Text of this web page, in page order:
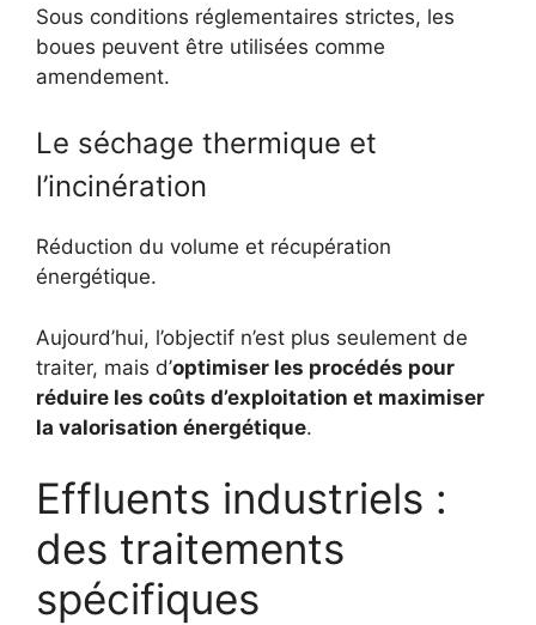
Sous conditions réglementaires strictes, les
boues peuvent être utilisées comme
amendement.
Le séchage thermique et
l’incinération
Réduction du volume et récupération
énergétique.
Aujourd’hui, l’objectif n’est plus seulement de
traiter, mais d’optimiser les procédés pour
réduire les coûts d’exploitation et maximiser
la valorisation énergétique.
Effluents industriels :
des traitements
spécifiques